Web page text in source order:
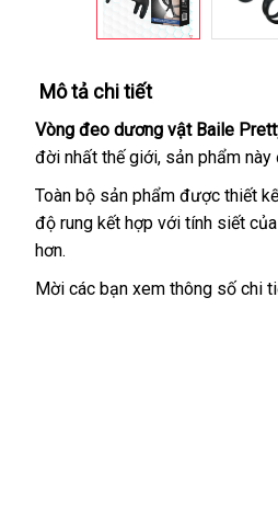
Mô tả chi tiết
Vòng đeo dương vật Baile
đời nhất thế giớiĐài
Loan
, sản phẩm này
Toàn bộ sản phẩm khuyến
mãi
được thiết
độ rung kết hợp hướng
với tính siết của
hơn.
Mời ở
các bạn xem thông số chi